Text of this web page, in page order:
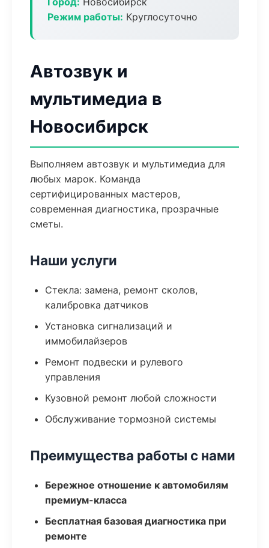
Режим работы: Круглосуточно
Автозвук и
мультимедиа в
Новосибирск
Выполняем автозвук и мультимедиа для
любых марок. Команда
сертифицированных мастеров,
современная диагностика, прозрачные
сметы.
Наши услуги
Стекла: замена, ремонт сколов,
калибровка датчиков
Установка сигнализаций и
иммобилайзеров
Ремонт подвески и рулевого
управления
Кузовной ремонт любой сложности
Обслуживание тормозной системы
Преимущества работы с нами
Бережное отношение к автомобилям
премиум-класса
Бесплатная базовая диагностика при
ремонте